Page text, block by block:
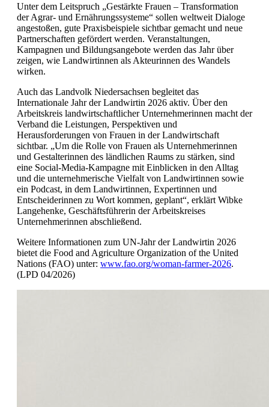
Unter dem Leitspruch „Gestärkte Frauen – Transformation
der Agrar- und Ernährungssysteme“ sollen weltweit Dialoge
angestoßen, gute Praxisbeispiele sichtbar gemacht und neue
Partnerschaften gefördert werden. Veranstaltungen,
Kampagnen und Bildungsangebote werden das Jahr über
zeigen, wie Landwirtinnen als Akteurinnen des Wandels
wirken.
Auch das Landvolk Niedersachsen begleitet das
Internationale Jahr der Landwirtin 2026 aktiv. Über den
Arbeitskreis landwirtschaftlicher Unternehmerinnen macht der
Verband die Leistungen, Perspektiven und
Herausforderungen von Frauen in der Landwirtschaft
sichtbar. „Um die Rolle von Frauen als Unternehmerinnen
und Gestalterinnen des ländlichen Raums zu stärken, sind
eine Social-Media-Kampagne mit Einblicken in den Alltag
und die unternehmerische Vielfalt von Landwirtinnen sowie
ein Podcast, in dem Landwirtinnen, Expertinnen und
Entscheiderinnen zu Wort kommen, geplant“, erklärt Wibke
Langehenke, Geschäftsführerin der Arbeitskreises
Unternehmerinnen abschließend.
Weitere Informationen zum UN-Jahr der Landwirtin 2026
bietet die Food and Agriculture Organization of the United
Nations (FAO) unter: www.fao.org/woman-farmer-2026.
(LPD 04/2026)